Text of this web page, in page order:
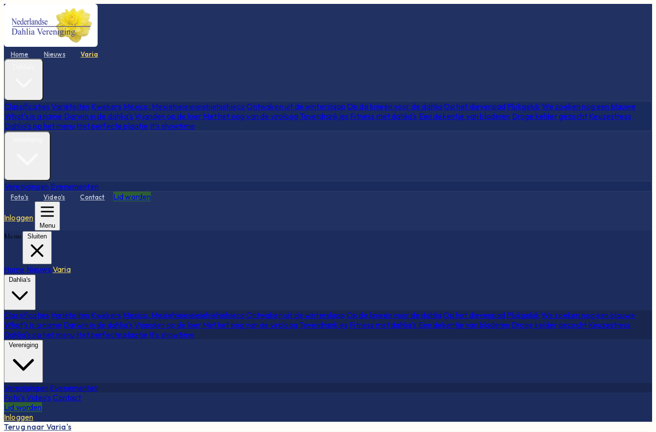
Home Nieuws Varia
Classificaties Variëteiten Kwekers Mexico, Mexiehieieieieiehiehiehieco Ontwaken uit de winterslaap Op de knieën voor de dahliaOp het dievenpad Plukgeluk We zoeken nog een blauwe
What's is a name Darwin in de dahlia's Vijanden op de loer Met het oog van de viroloog Toverdrankjes Fitness met dahlia's Een dekentje van bladeren Droge kelder gezocht Keuzestress
Dahlia's op het menu Het perfecte plaatje It's showtime
Verenigingen Evenementen
Foto's Video's Contact Lid worden
Inloggen
Menu
Menu Sluiten
Home Nieuws Varia
Dahlia's
Classificaties Variëteiten Kwekers Mexico, Mexiehieieieieiehiehiehieco Ontwaken uit de winterslaap Op de knieën voor de dahliaOp het dievenpad Plukgeluk We zoeken nog een blauwe
What's is a name Darwin in de dahlia's Vijanden op de loer Met het oog van de viroloog Toverdrankjes Fitness met dahlia's Een dekentje van bladeren Droge kelder gezocht Keuzestress
Dahlia's op het menu Het perfecte plaatje It's showtime
Vereniging
Verenigingen Evenementen
Foto's Video's Contact
Lid worden
Inloggen
Terug naar Varia's